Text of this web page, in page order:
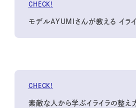
CHECK!
モデルAYUMIさんが教える イラ
CHECK!
素敵な人から学ぶイライラの整え